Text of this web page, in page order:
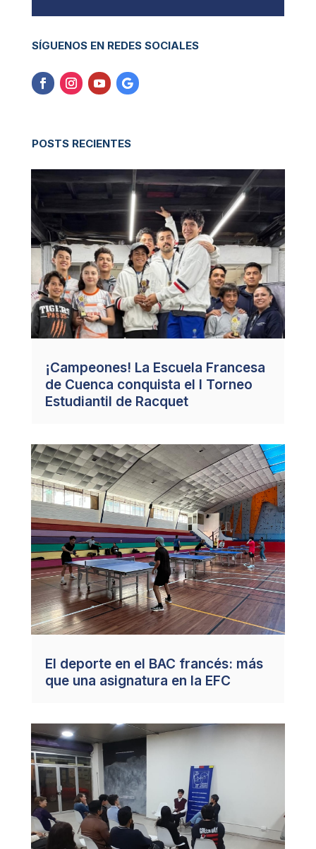
SÍGUENOS EN REDES SOCIALES
POSTS RECIENTES
¡Campeones! La Escuela Francesa
de Cuenca conquista el I Torneo
Estudiantil de Racquet
El deporte en el BAC francés: más
que una asignatura en la EFC